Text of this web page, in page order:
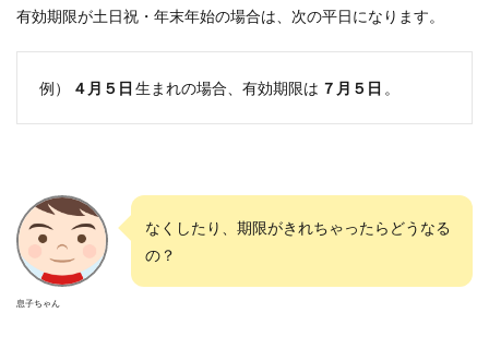
有効期限が土日祝・年末年始の場合は、次の平日になります。
例） ４月５日 生まれの場合、有効期限は ７月５日 。
息子ちゃん
なくしたり、期限がきれちゃったらどうなる
の？